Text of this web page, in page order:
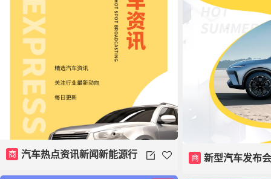
商 新型汽车发布
商 汽车热点资讯新闻新能源行